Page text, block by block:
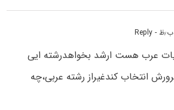
- Reply
عرب هست ارشد بخواهدرشته ایی
انتخاب کندغیراز رشته عربی،چه